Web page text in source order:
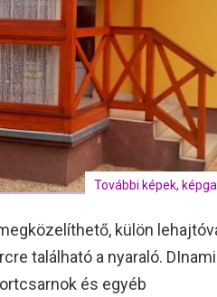
További képek,
külön
található a nyaraló.
és egyéb